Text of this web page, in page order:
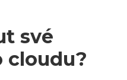
své
cloudu?